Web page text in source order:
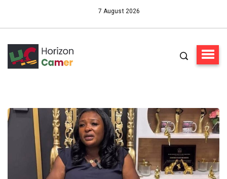
7 August 2026